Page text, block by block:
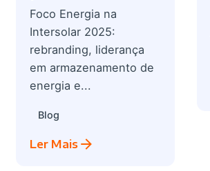
Foco Energia na
Intersolar 2025:
rebranding, liderança
em armazenamento de
energia e...
Blog
Ler Mais